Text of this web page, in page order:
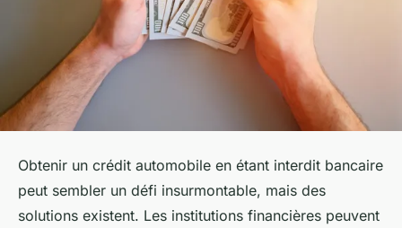
Obtenir un crédit automobile en étant interdit bancaire
peut sembler un défi insurmontable, mais des
solutions existent. Les institutions financières peuvent